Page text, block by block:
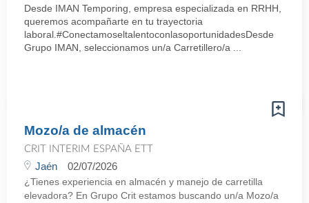
Desde IMAN Temporing, empresa especializada en RRHH,
queremos acompañarte en tu trayectoria
laboral.#ConectamoseltalentoconlasoportunidadesDesde
Grupo IMAN, seleccionamos un/a Carretillero/a ...
Mozo/a de almacén
CRIT INTERIM ESPAÑA ETT
Jaén 02/07/2026
¿Tienes experiencia en almacén y manejo de carretilla
elevadora? En Grupo Crit estamos buscando un/a Mozo/a